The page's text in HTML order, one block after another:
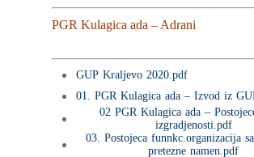
PGR Kulagica ada – Adrani
GUP Kraljevo 2020.pdf
01. PGR Kulagica ada – Izvod iz
02 PGR Kulagica ada –
izgradjenosti.pdf
03. Postojeca funnkc.organizacija
pretezne namen.pdf